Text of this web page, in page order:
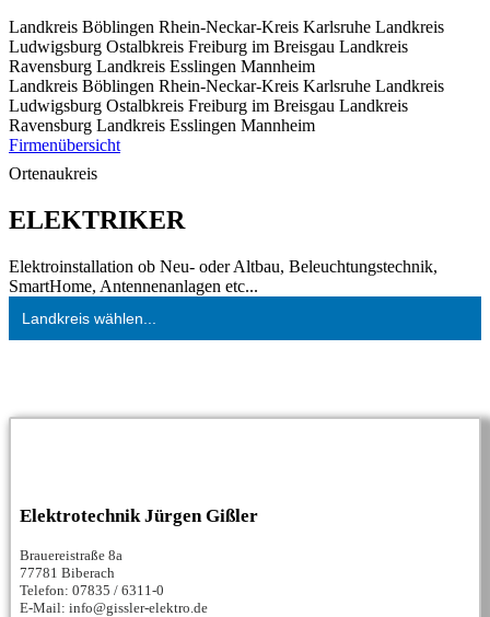
Landkreis Böblingen Rhein-Neckar-Kreis Karlsruhe Landkreis
Ludwigsburg Ostalbkreis Freiburg im Breisgau Landkreis
Ravensburg Landkreis Esslingen Mannheim
Landkreis Böblingen Rhein-Neckar-Kreis Karlsruhe Landkreis
Ludwigsburg Ostalbkreis Freiburg im Breisgau Landkreis
Ravensburg Landkreis Esslingen Mannheim
Firmenübersicht
Ortenaukreis
ELEKTRIKER
Elektroinstallation ob Neu- oder Altbau, Beleuchtungstechnik,
SmartHome, Antennenanlagen etc...
Landkreis wählen...
Elektrotechnik Jürgen Gißler
Brauereistraße 8a
77781 Biberach
Telefon: 07835 / 6311-0
E-Mail: info@gissler-elektro.de